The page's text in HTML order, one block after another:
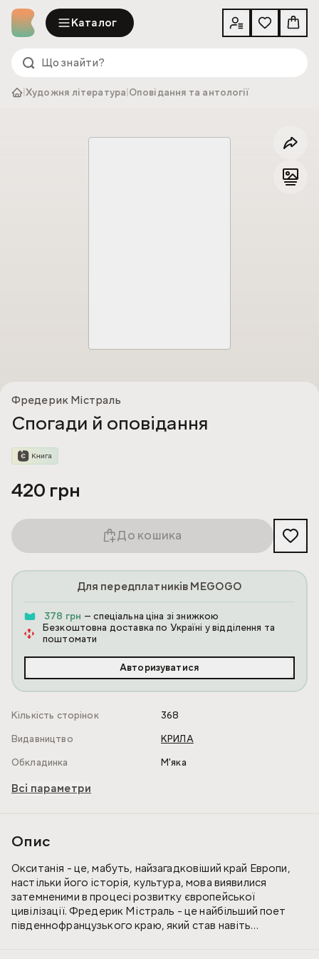
Каталог
|Художня література Оповідання та антології
Фредерик Містраль
Спогади й оповідання
420 грн
До кошика
Для передплатників MEGOGO
378 грн — спеціальна ціна зі знижкою
Безкоштовна доставка по Україні у відділення та
поштомати
Авторизуватися
Кількість сторінок
368
Видавництво
КРИЛА
Обкладинка
М'яка
Всі параметри
Опис
Окситанія - це, мабуть, найзагадковіший край Европи,
настільки його історія, культура, мова виявилися
затемненими в процесі розвитку європейської
цивілізації. Фредерик Містраль - це найбільший поет
південнофранцузького краю, який став навіть